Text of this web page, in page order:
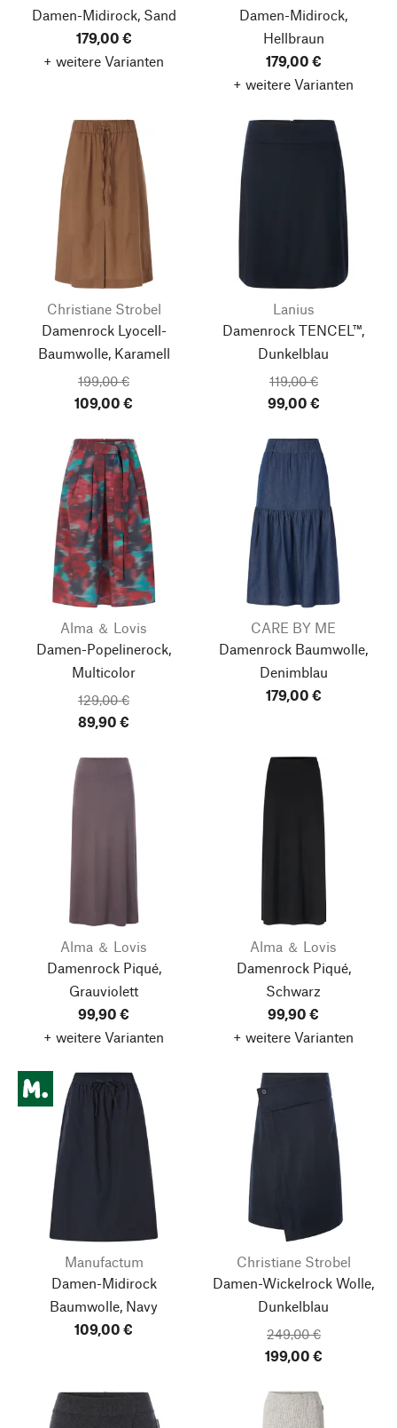
Damen-Midirock, Sand
179,00 €
+ weitere Varianten
Damen-Midirock,
Hellbraun
179,00 €
+ weitere Varianten
Christiane Strobel
Damenrock Lyocell-
Baumwolle, Karamell
199,00 €
109,00 €
Lanius
Damenrock TENCEL™,
Dunkelblau
119,00 €
99,00 €
Alma ＆ Lovis
Damen-Popelinerock,
Multicolor
129,00 €
89,90 €
CARE BY ME
Damenrock Baumwolle,
Denimblau
179,00 €
Alma ＆ Lovis
Damenrock Piqué,
Grauviolett
99,90 €
+ weitere Varianten
Alma ＆ Lovis
Damenrock Piqué,
Schwarz
99,90 €
+ weitere Varianten
Manufactum
Damen-Midirock
Baumwolle, Navy
109,00 €
Christiane Strobel
Damen-Wickelrock Wolle,
Dunkelblau
249,00 €
199,00 €